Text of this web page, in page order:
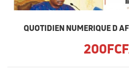
QUOTIDIEN NUMERIQUE D